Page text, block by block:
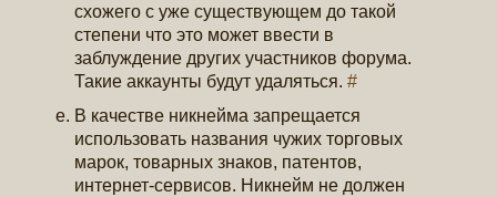
схожего с уже существующем до такой
степени что это может ввести в
заблуждение других участников форума.
Такие аккаунты будут удаляться.#
В качестве никнейма запрещается
использовать названия чужих торговых
марок, товарных знаков, патентов,
интернет-сервисов. Никнейм не должен